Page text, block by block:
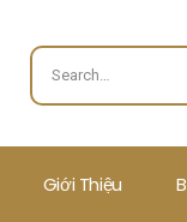
Giới Thiệu